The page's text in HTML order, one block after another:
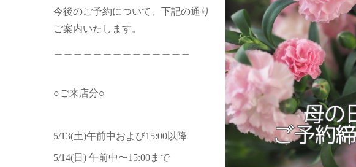
今後のご予約について、下記の通り
ご案内いたします。
○ご来店分○
5/13(土)午前中および15:00以降
5/14(日) 午前中〜15:00まで